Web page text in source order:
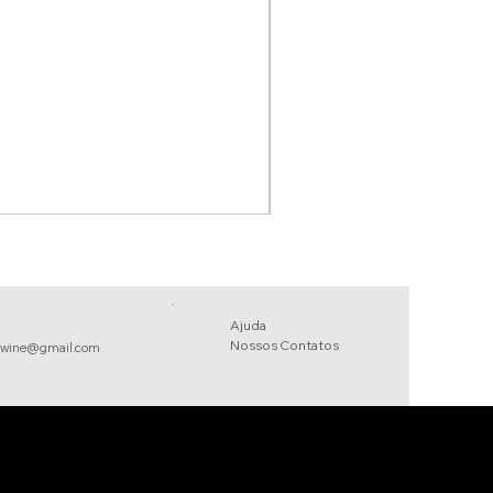
Ajuda
Nossos Contatos